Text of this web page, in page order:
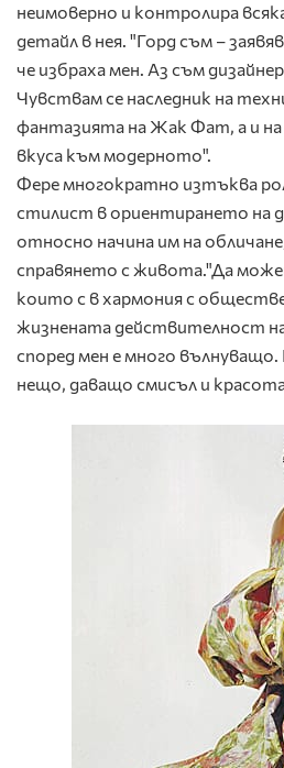
неимоверно и контролира
детайл в нея. "Горд съм –
че избраха мен. Аз съм
Чувствам се наследник на
фантазията на Жак Фат, а и на
вкуса към модерното".
Фере многократно изтъква
стилист в ориентирането на
относно начина им на
справянето с живота."Да
които с в хармония с
жизнената действителност
според мен е много
нещо, даващо смисъл и